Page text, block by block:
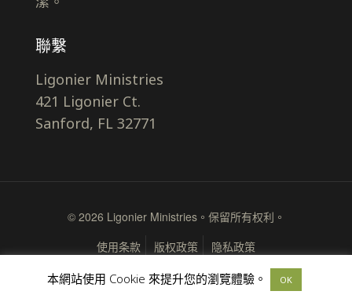
聯繫
Ligonier Ministries
421 Ligonier Ct.
Sanford, FL 32771
© 2026 Ligonier Ministries。保留所有权利。
使用条款
版权政策 隐私政策
本網站使用 Cookie 來提升您的瀏覽體驗。 OK